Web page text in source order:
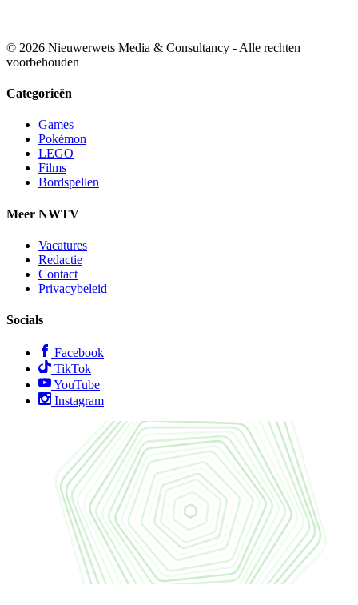
© 2026 Nieuwerwets Media & Consultancy - Alle rechten
voorbehouden
Categorieën
Games
Pokémon
LEGO
Films
Bordspellen
Meer NWTV
Vacatures
Redactie
Contact
Privacybeleid
Socials
Facebook
TikTok
YouTube
Instagram